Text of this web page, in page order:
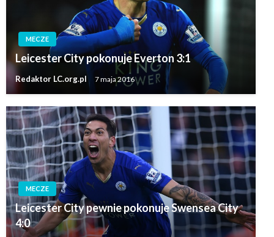
MECZE
Leicester City pokonuje Everton 3:1
Redaktor LC.org.pl 7 maja 2016
MECZE
Leicester City pewnie pokonuje Swensea City
4:0